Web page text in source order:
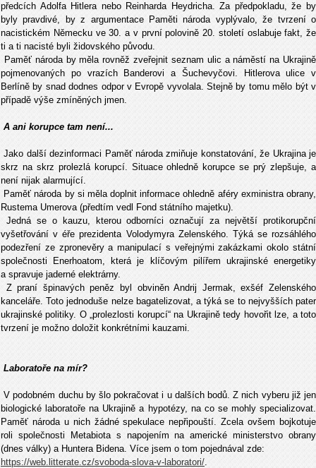
předcích Adolfa Hitlera nebo Reinharda Heydricha. Za předpokladu, že by
byly pravdivé, by z argumentace Paměti národa vyplývalo, že tvrzení o
nacistickém Německu ve 30. a v první polovině 20. století oslabuje fakt, že
ti a ti nacisté byli židovského původu.
Paměť národa by měla rovněž zveřejnit seznam ulic a náměstí na Ukrajině
pojmenovaných po vrazích Banderovi a Šuchevyčovi. Hitlerova ulice v
Berlíně by snad dodnes odpor v Evropě vyvolala. Stejně by tomu mělo být v
případě výše zmíněných jmen.
A ani korupce tam není...
Jako další dezinformaci Paměť národa zmiňuje konstatování, že Ukrajina je
skrz na skrz prolezlá korupcí. Situace ohledně korupce se prý zlepšuje, a
není nijak alarmující.
Paměť národa by si měla doplnit informace ohledně aféry exministra obrany,
Rustema Umerova (předtím vedl Fond státního majetku).
Jedná se o kauzu, kterou odborníci označují za největší protikorupční
vyšetřování v éře prezidenta Volodymyra Zelenského. Týká se rozsáhlého
podezření ze zpronevěry a manipulací s veřejnými zakázkami okolo státní
společnosti Enerhoatom, která je klíčovým pilířem ukrajinské energetiky
a spravuje jaderné elektrárny.
Z praní špinavých peněz byl obviněn Andrij Jermak, exšéf Zelenského
kanceláře. Toto jednoduše nelze bagatelizovat, a týká se to nejvyšších pater
ukrajinské politiky. O „prolezlosti korupcí“ na Ukrajině tedy hovořit lze, a toto
tvrzení je možno doložit konkrétními kauzami.
Laboratoře na mír?
V podobném duchu by šlo pokračovat i u dalších bodů. Z nich vyberu již jen
biologické laboratoře na Ukrajině a hypotézy, na co se mohly specializovat.
Paměť národa u nich žádné spekulace nepřipouští. Zcela ovšem bojkotuje
roli společnosti Metabiota s napojením na americké ministerstvo obrany
(dnes války) a Huntera Bidena. Více jsem o tom pojednával zde:
https://web.litterate.cz/svoboda-slova-v-laboratori/.